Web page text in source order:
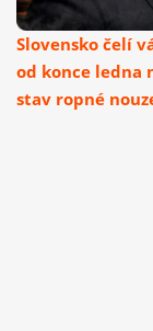
Slovensko čelí
od konce ledna
stav ropné